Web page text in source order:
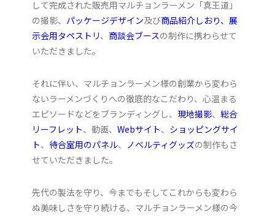
して完成された販売用マルチョンラーメン「真王道」
の撮影、 パッケージデザイン及び商品紹介しおり、展
示会用タペストリ、 商談会ブースの制作に携わらせて
いただきました。
それに伴い、マルチョンラーメン様の創業から変わら
ないラーメンづくりへの徹底的なこだわり、心温まる
エピソードなどをブランディングし、 現地撮影、 総合
リーフレット、動画、 Webサイト、 ショッピングサイ
ト、 待合室用のパネル、 ノベルティグッズの制作もさ
せていただきました。
先代の製法を守り、今までもそしてこれからも変わら
ぬ美味しさを守り続ける、マルチョンラーメン様の今